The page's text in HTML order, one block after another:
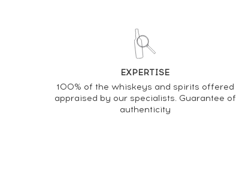
EXPERTISE
100% of the whiskeys and spirits offered
appraised by our specialists. Guarantee of
authenticity